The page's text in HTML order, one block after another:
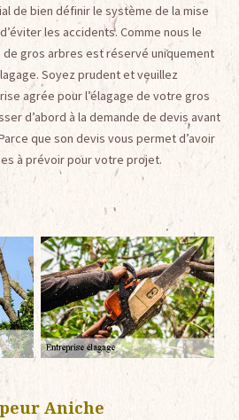
de bien définir le système de la mise
les accidents. Comme nous le
de gros arbres est réservé uniquement
Soyez prudent et veuillez
agrée pour l’élagage de votre gros
d’abord à la demande de devis avant
que son devis vous permet d’avoir
à prévoir pour votre projet.
Aniche